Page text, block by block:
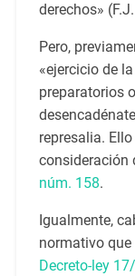
derechos»
Pero,
«ejercicio de
preparatorios
represalia.
consideración
núm. 158.
Igualmente,
normativo que
Decreto-ley